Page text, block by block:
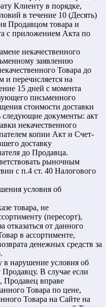
Клиенту в порядке,
в течение 10 (Десять)
Продавцом товара и
с приложением Акта по
некачественного
заявлению
Товара до
перечисляется на
15 дней с момента
письменного
стоимости доставки
следующие документы: акт
некачественного
копии Акт и Счет-
доставку
до Продавца.
рыночным
с п.4 ст. 40 Налогового
условия об
товара, не
(пересорт),
отказаться от данного
в ассортименте,
денежных средств за
в нарушение условия об
Продавцу. В случае если
Продавец вправе
Товара по цене,
Товара на Сайте на